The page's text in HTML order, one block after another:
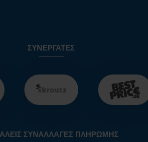
ΣΥΝΕΡΓΆΤΕΣ
ΣΥΝΑΛΛΑΓΈΣ ΠΛΗΡΩΜΉΣ